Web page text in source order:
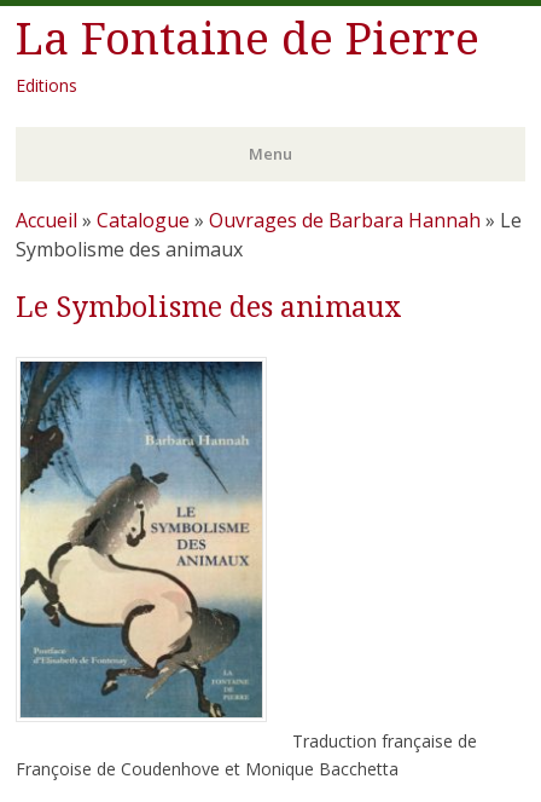
La Fontaine de Pierre
Editions
Menu
Aller
au
principal
Accueil » Catalogue » Ouvrages de Barbara Hannah » Le
Symbolisme des animaux
Le Symbolisme des animaux
Traduction française de
Françoise de Coudenhove et Monique Bacchetta